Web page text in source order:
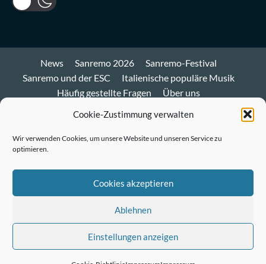
Cookie-Zustimmung verwalten
Wir verwenden Cookies, um unsere Website und unseren Service zu
optimieren.
Cookies akzeptieren
Ablehnen
Einstellungen anzeigen
News Sanremo 2026
Sanremo-Festival
Sanremo und der ESC
Italienische populäre Musik
Häufig gestellte Fragen
Über uns
Mastodon
Twitter
LinkedIn
© Sanremo-Festival.de|CoverNewsby AF themes.